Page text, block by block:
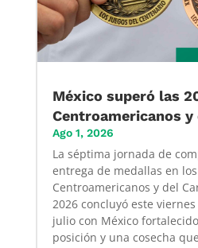
México superó las
Centroamericanos y
Ago 1, 2026
La séptima jornada de
entrega de medallas en los
Centroamericanos y del
2026 concluyó este viernes
julio con México
posición y una cosecha